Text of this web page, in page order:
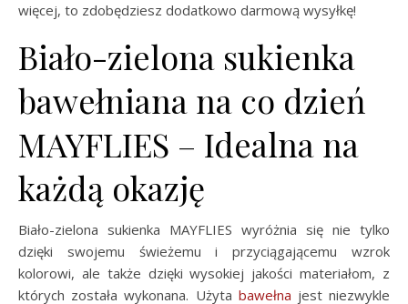
więcej, to zdobędziesz dodatkowo darmową wysyłkę!
Biało-zielona sukienka
bawełniana na co dzień
MAYFLIES – Idealna na
każdą okazję
Biało-zielona sukienka MAYFLIES wyróżnia się nie tylko
dzięki swojemu świeżemu i przyciągającemu wzrok
kolorowi, ale także dzięki wysokiej jakości materiałom, z
których została wykonana. Użyta bawełna jest niezwykle